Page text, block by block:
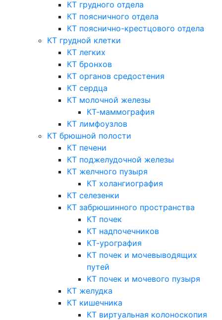
КТ грудного отдела
КТ поясничного отдела
КТ пояснично-крестцового отдела
КТ грудной клетки
КТ легких
КТ бронхов
КТ органов средостения
КТ сердца
КТ молочной железы
КТ-маммография
КТ лимфоузлов
КТ брюшной полости
КТ печени
КТ поджелудочной железы
КТ желчного пузыря
КТ холангиография
КТ селезенки
КТ забрюшинного пространства
КТ почек
КТ надпочечников
КТ-урография
КТ почек и мочевыводящих
путей
КТ почек и мочевого пузыря
КТ желудка
КТ кишечника
КТ виртуальная колоноскопия